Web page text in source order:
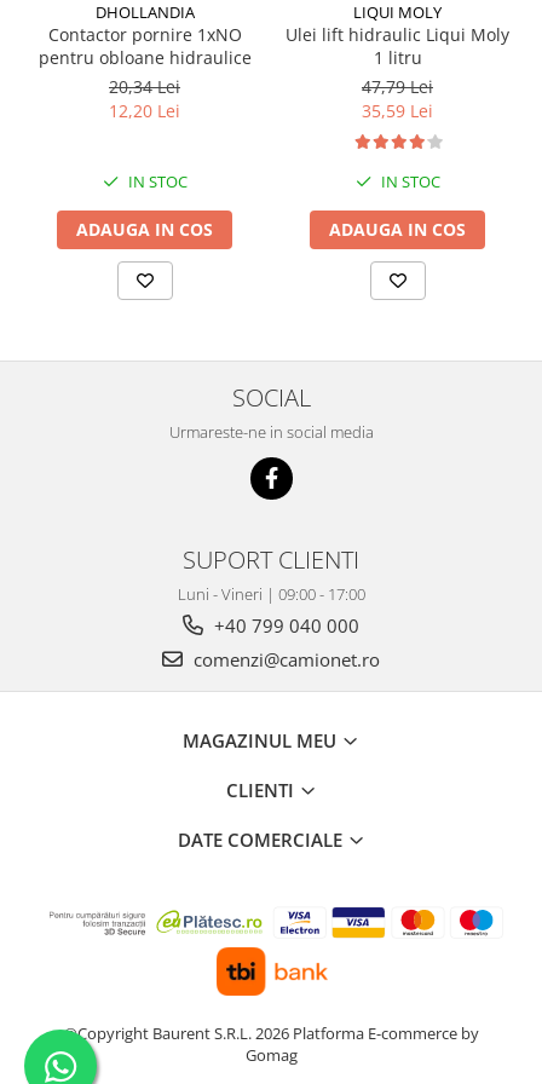
DHOLLANDIA
Contactor pornire 1xNO
pentru obloane hidraulice
20,34 Lei
12,20 Lei
IN STOC
ADAUGA IN COS
LIQUI MOLY
Ulei lift hidraulic Liqui Moly
1 litru
47,79 Lei
35,59 Lei
IN STOC
ADAUGA IN COS
SOCIAL
Urmareste-ne in social media
SUPORT CLIENTI
Luni - Vineri | 09:00 - 17:00
+40 799 040 000
comenzi@camionet.ro
MAGAZINUL MEU
CLIENTI
DATE COMERCIALE
©Copyright Baurent S.R.L. 2026 Platforma E-commerce by
Gomag